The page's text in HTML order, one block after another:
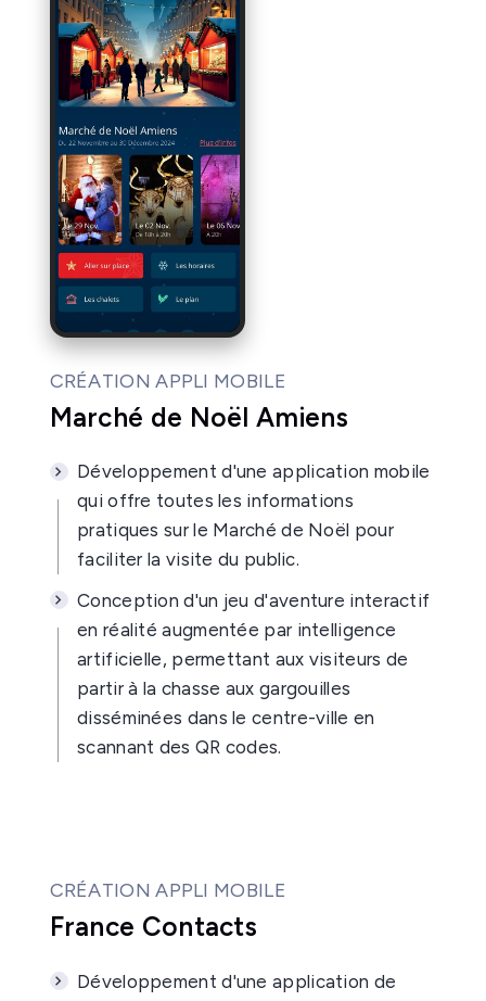
CRÉATION APPLI MOBILE
Marché de Noël Amiens
Développement d'une application mobile
qui offre toutes les informations
pratiques sur le Marché de Noël pour
faciliter la visite du public.
Conception d'un jeu d'aventure interactif
en réalité augmentée par intelligence
artificielle, permettant aux visiteurs de
partir à la chasse aux gargouilles
disséminées dans le centre-ville en
scannant des QR codes.
CRÉATION APPLI MOBILE
France Contacts
Développement d'une application de